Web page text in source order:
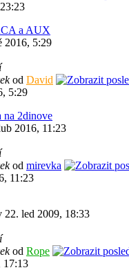
a AUX
2016, 5:29
od David
5:29
na 2dinove
2016, 11:23
od mirevka
11:23
22. led 2009, 18:33
od Rope
17:13